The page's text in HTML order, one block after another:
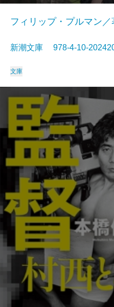
フィリップ・プルマン
新潮文庫 978-4-10-
文庫